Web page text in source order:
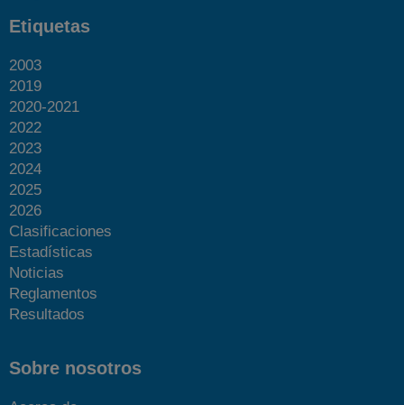
Etiquetas
2003
2019
2020-2021
2022
2023
2024
2025
2026
Clasificaciones
Estadísticas
Noticias
Reglamentos
Resultados
Sobre nosotros